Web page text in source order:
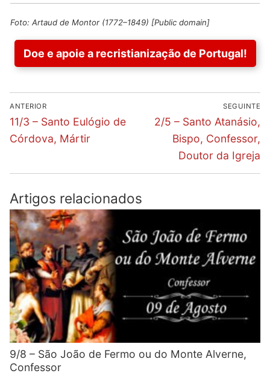
Foto: Artaud de Montor (1772–1849) [Public domain]
Doe e apoie a recristianização de Portugal!
Navegação
de
artigos
ANTERIOR
Previous
post:
11/3 – Santo Eulógio de
Córdova, Mártir
SEGUINTE
Next
post:
2/5 – Santo Atanásio,
Bispo, Confessor,
Doutor da Igreja
Artigos relacionados
9/8 – São João de Fermo ou do Monte Alverne,
Confessor